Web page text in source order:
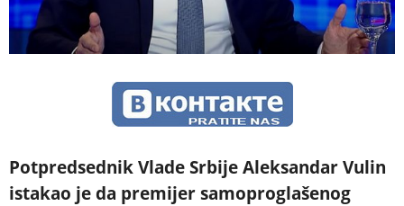
Potpredsednik Vlade Srbije Aleksandar Vulin
istakao je da premijer samoproglašenog